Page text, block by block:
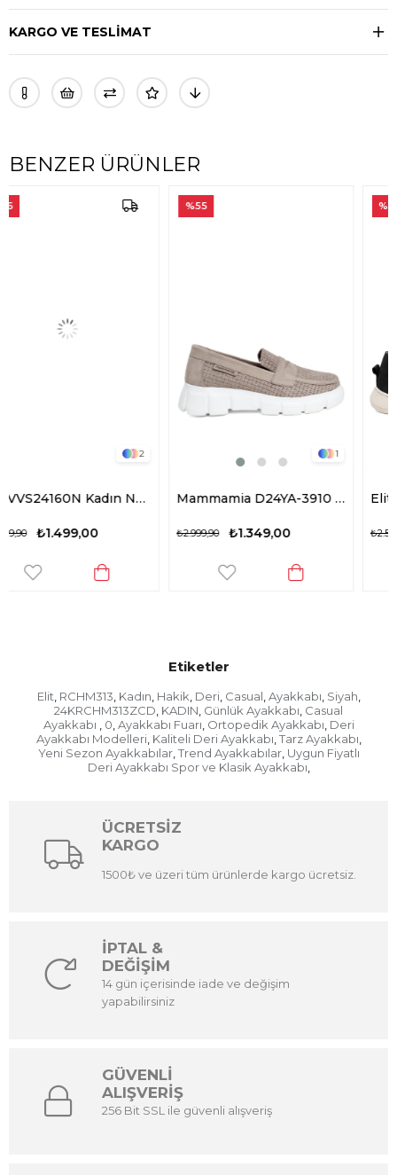
KARGO VE TESLİMAT
BENZER ÜRÜNLER
Elit VVS24160N Kadın Nubuk Hakiki Deri Casual Ayakkabı Taba Mammamia D24YA-3910 Kadın Deri Casual Ayakkabı Gri
₺1.349,00
₺2.999,90
Elit KN035 Z8451 Kadın Hakiki Deri Casual Ayakkabı Siyah
₺1.029,00
₺2.569,90
Etiketler
Elit RCHM313 Kadın Hakik Deri, Casual Ayakkabı Siyah
24KRCHM313ZCD KADIN Günlük Ayakkabı Casual
Ayakkabı
0 Ayakkabı Fuarı Ortopedik Ayakkabı Deri
Ayakkabı Modelleri, Kaliteli Deri Ayakkabı Tarz Ayakkabı
Yeni Sezon Ayakkabılar, Trend Ayakkabılar, Uygun Fiyatlı
Deri Ayakkabı Spor ve Klasik Ayakkabı
ÜCRETSİZ
KARGO
1500₺ ve üzeri tüm ürünlerde kargo ücretsiz.
İPTAL &
DEĞİŞİM
14 gün içerisinde iade ve değişim
yapabilirsiniz
GÜVENLİ
ALIŞVERİŞ
256 Bit SSL ile güvenli alışveriş